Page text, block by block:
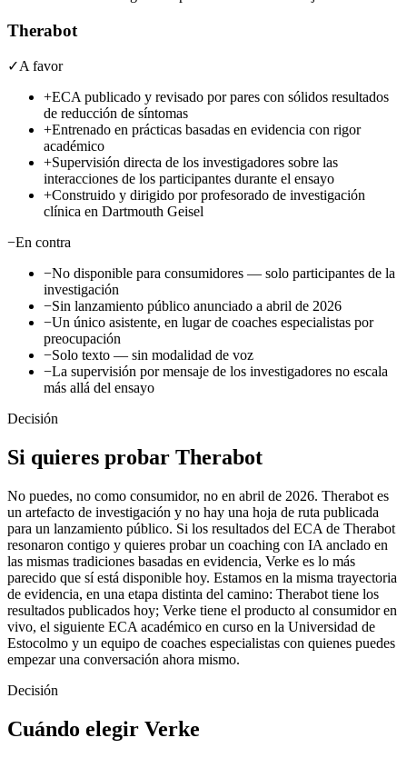
Therabot
✓A favor
+ECA publicado y revisado por pares con sólidos resultados
de reducción de síntomas
+Entrenado en prácticas basadas en evidencia con rigor
académico
+Supervisión directa de los investigadores sobre las
interacciones de los participantes durante el ensayo
+Construido y dirigido por profesorado de investigación
clínica en Dartmouth Geisel
−En contra
−No disponible para consumidores — solo participantes de la
investigación
−Sin lanzamiento público anunciado a abril de 2026
−Un único asistente, en lugar de coaches especialistas por
preocupación
−Solo texto — sin modalidad de voz
−La supervisión por mensaje de los investigadores no escala
más allá del ensayo
Decisión
Si quieres probar Therabot
No puedes, no como consumidor, no en abril de 2026. Therabot es
un artefacto de investigación y no hay una hoja de ruta publicada
para un lanzamiento público. Si los resultados del ECA de Therabot
resonaron contigo y quieres probar un coaching con IA anclado en
las mismas tradiciones basadas en evidencia, Verke es lo más
parecido que sí está disponible hoy. Estamos en la misma trayectoria
de evidencia, en una etapa distinta del camino: Therabot tiene los
resultados publicados hoy; Verke tiene el producto al consumidor en
vivo, el siguiente ECA académico en curso en la Universidad de
Estocolmo y un equipo de coaches especialistas con quienes puedes
empezar una conversación ahora mismo.
Decisión
Cuándo elegir Verke